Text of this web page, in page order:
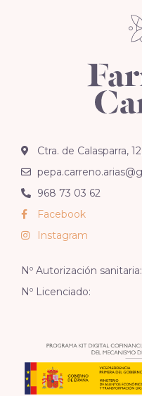
Ctra. de Calasparra,
968 73 03 62
Facebook
Instagram
Nº Autorización sanitaria:
Nº Licenciado: